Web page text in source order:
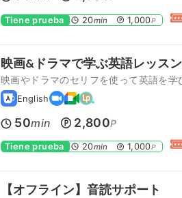
Tiene prueba 20min 1,000P
映画&ドラマで学ぶ英語レッスン
映画やドラマのセリフを使って英語を学
English
50min 2,800P
Tiene prueba 20min 1,000P
【オフライン】音読サポート